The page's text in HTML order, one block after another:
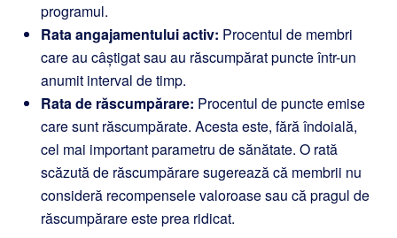
programul.
Rata angajamentului activ: Procentul de membri
care au câștigat sau au răscumpărat puncte într-un
anumit interval de timp.
Rata de răscumpărare: Procentul de puncte emise
care sunt răscumpărate. Acesta este, fără îndoială,
cel mai important parametru de sănătate. O rată
scăzută de răscumpărare sugerează că membrii nu
consideră recompensele valoroase sau că pragul de
răscumpărare este prea ridicat.